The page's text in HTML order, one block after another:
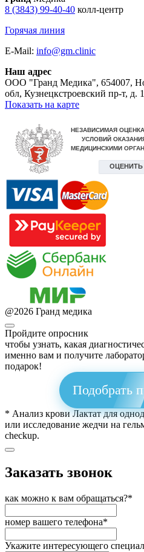
8 (3843) 99-40-40 колл-центр
Горячая линия
E-Mail: info@gm.clinic
Наш адрес
ООО "Гранд Медика", 654007,
обл, Кузнецкстроевский пр-т, д.
Показать на карте
@2026 Гранд медика
Пройдите опросник
чтобы узнать, какая
именно вам и получите
подарок!
Подобрать
* Анализ крови Лактат для
или исследование жедчи на
checkup.
Заказать звонок
как можно к вам обращаться?*
номер вашего телефона*
Укажите интересующего